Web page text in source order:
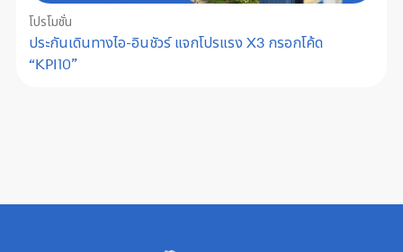
โปรโมชั่น
ประกันเดินทางไอ-อินชัวร์ แจกโปรแรง X3 กรอกโค้ด
“KPI10”